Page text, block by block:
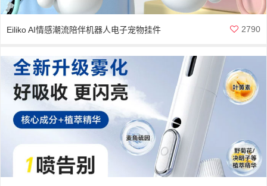
Eiliko AI情感潮流陪伴机器人电子宠物挂件 2790